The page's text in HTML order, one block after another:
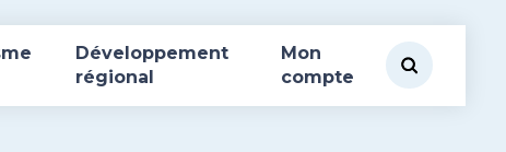
Développement
régional
Mon
compte